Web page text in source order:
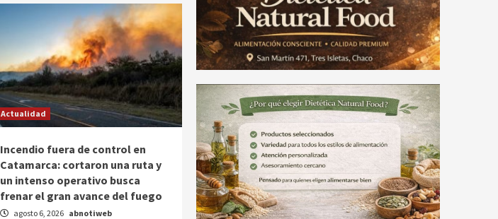
Actualidad
Incendio fuera de control en
Catamarca: cortaron una ruta y
un intenso operativo busca
frenar el gran avance del fuego
agosto 6, 2026 abnotiweb